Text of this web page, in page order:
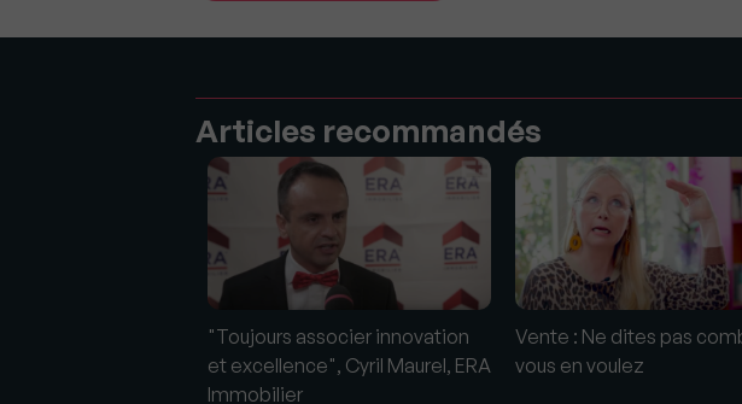
Articles recommandés
"Toujours associer innovation
et excellence", Cyril Maurel, ERA
Immobilier
Vente : Ne dites pas
vous en voulez